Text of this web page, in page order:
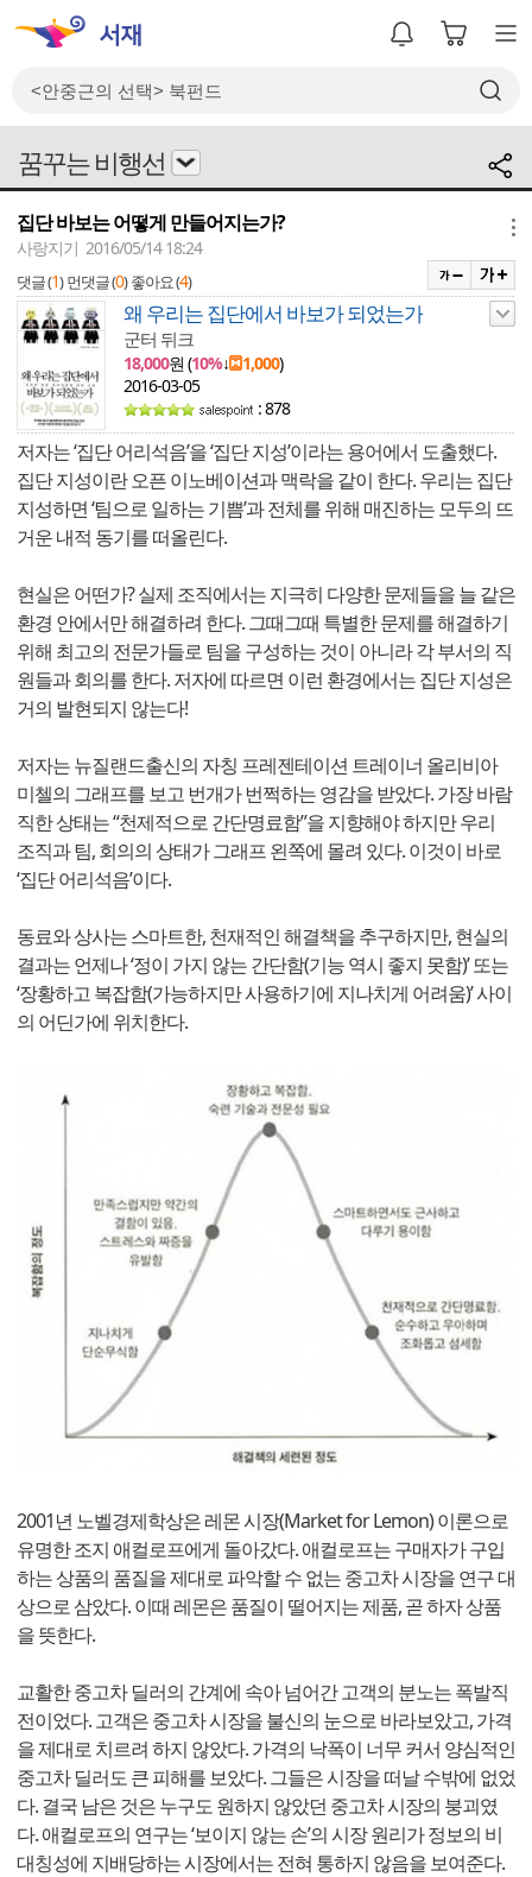
꿈꾸는 비행선
집단 바보는 어떻게 만들어지는가?
사랑지기 2016/05/14 18:24
댓글 (1) 먼댓글 (0) 좋아요 (4)
왜 우리는 집단에서 바보가 되었는가
군터 뒤크
18,000원 (10%↓ 1,000)
2016-03-05
: 878
저자는 ‘집단 어리석음’을 ‘집단 지성’이라는 용어에서 도출했다.
집단 지성이란 오픈 이노베이션과 맥락을 같이 한다. 우리는 집단
지성하면 ‘팀으로 일하는 기쁨’과 전체를 위해 매진하는 모두의 뜨
거운 내적 동기를 떠올린다.
현실은 어떤가? 실제 조직에서는 지극히 다양한 문제들을 늘 같은
환경 안에서만 해결하려 한다. 그때그때 특별한 문제를 해결하기
위해 최고의 전문가들로 팀을 구성하는 것이 아니라 각 부서의 직
원들과 회의를 한다. 저자에 따르면 이런 환경에서는 집단 지성은
거의 발현되지 않는다!
저자는 뉴질랜드출신의 자칭 프레젠테이션 트레이너 올리비아
미첼의 그래프를 보고 번개가 번쩍하는 영감을 받았다. 가장 바람
직한 상태는 “천제적으로 간단명료함”을 지향해야 하지만 우리
조직과 팀, 회의의 상태가 그래프 왼쪽에 몰려 있다. 이것이 바로
‘집단 어리석음’이다.
동료와 상사는 스마트한, 천재적인 해결책을 추구하지만, 현실의
결과는 언제나 ‘정이 가지 않는 간단함(기능 역시 좋지 못함)’ 또는
‘장황하고 복잡함(가능하지만 사용하기에 지나치게 어려움)’ 사이
의 어딘가에 위치한다.
2001년 노벨경제학상은 레몬 시장(Market for Lemon) 이론으로
유명한 조지 애컬로프에게 돌아갔다. 애컬로프는 구매자가 구입
하는 상품의 품질을 제대로 파악할 수 없는 중고차 시장을 연구 대
상으로 삼았다. 이때 레몬은 품질이 떨어지는 제품, 곧 하자 상품
을 뜻한다.
교활한 중고차 딜러의 간계에 속아 넘어간 고객의 분노는 폭발직
전이었다. 고객은 중고차 시장을 불신의 눈으로 바라보았고, 가격
을 제대로 치르려 하지 않았다. 가격의 낙폭이 너무 커서 양심적인
중고차 딜러도 큰 피해를 보았다. 그들은 시장을 떠날 수밖에 없었
다. 결국 남은 것은 누구도 원하지 않았던 중고차 시장의 붕괴였
다. 애컬로프의 연구는 ‘보이지 않는 손’의 시장 원리가 정보의 비
대칭성에 지배당하는 시장에서는 전혀 통하지 않음을 보여준다.